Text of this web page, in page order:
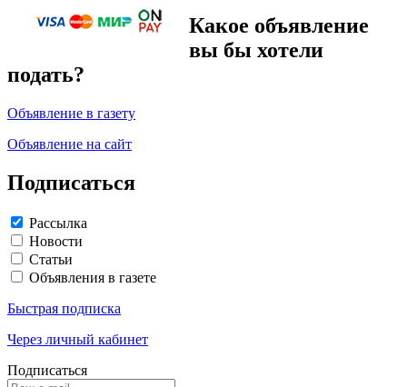
Какое объявление
вы бы хотели
подать?
Объявление в газету
Объявление на сайт
Подписаться
Рассылка
Новости
Статьи
Объявления в газете
Быстрая подписка
Через личный кабинет
Подписаться